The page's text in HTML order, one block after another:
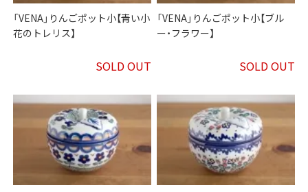
「VENA」りんごポット小【青い小
花のトレリス】
SOLD OUT
「VENA」りんごポット小【ブル
ー・フラワー】
SOLD OUT